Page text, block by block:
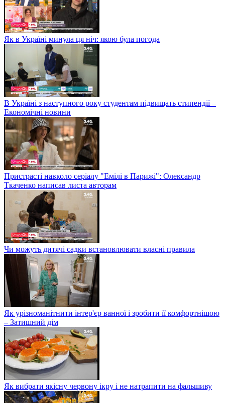
Як в Україні минула ця ніч: якою була погода
В Україні з наступного року студентам підвищать стипендії –
Економічні новини
Пристрасті навколо серіалу "Емілі в Парижі": Олександр
Ткаченко написав листа авторам
Чи можуть дитячі садки встановлювати власні правила
Як урізноманітнити інтер'єр ванної і зробити її комфортнішою
– Затишний дім
Як вибрати якісну червону ікру і не натрапити на фальшиву